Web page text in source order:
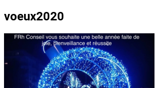
voeux2020